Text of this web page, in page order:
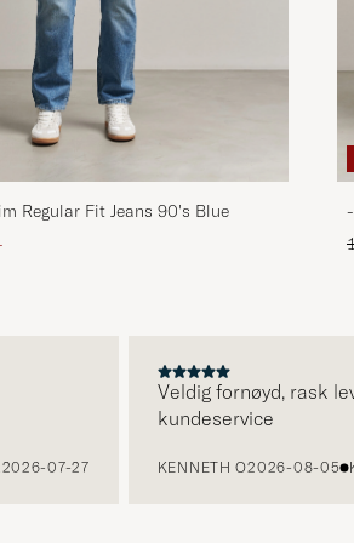
Regular Fit Jeans 90's Blue
pris
07-27
Veldig fornøyd, rask
kundeservice
KENNETH O2026-08-05